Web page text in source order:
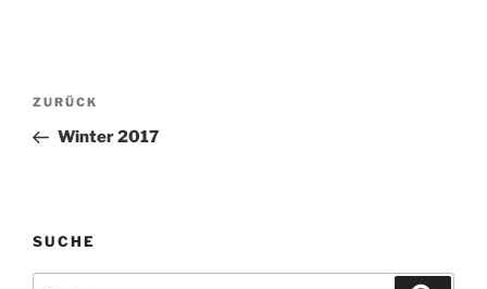
Beitragsnavigation
Vorheriger
Beitrag
ZURÜCK
Winter 2017
SUCHE